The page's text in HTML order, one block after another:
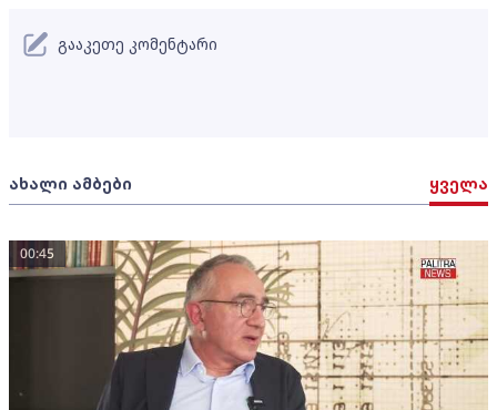
ახალი ამბები ყველა
00:45
გააკეთე კომენტარი